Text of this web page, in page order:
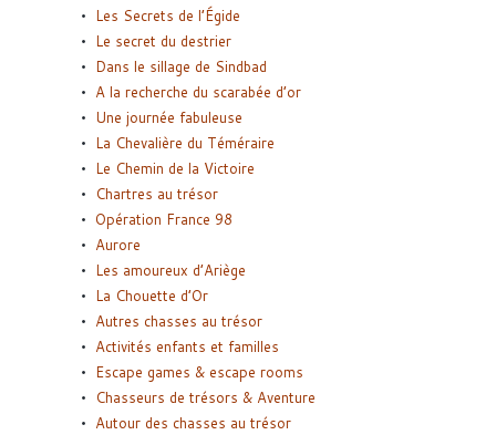
Les Secrets de l’Égide
Le secret du destrier
Dans le sillage de Sindbad
A la recherche du scarabée d’or
Une journée fabuleuse
La Chevalière du Téméraire
Le Chemin de la Victoire
Chartres au trésor
Opération France 98
Aurore
Les amoureux d’Ariège
La Chouette d’Or
Autres chasses au trésor
Activités enfants et familles
Escape games & escape rooms
Chasseurs de trésors & Aventure
Autour des chasses au trésor